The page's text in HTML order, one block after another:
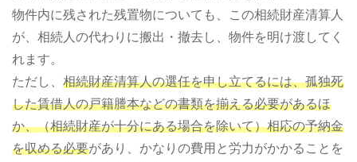
物件内に残された残置物についても、この相続財産清算人
が、相続人の代わりに搬出・撤去し、物件を明け渡してく
れます。
ただし、 相続財産清算人の選任を申し立てるには、孤独死
した賃借人の戸籍謄本などの書類を揃える必要があるほ
か、（相続財産が十分にある場合を除いて）相応の予納金
を収める必要があり、かなりの費用と労力がかかることを